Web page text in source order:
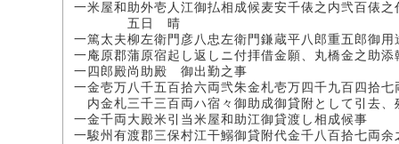
一米屋和助外壱人江御払相成候麦安千俵之内弐百俵
五日 晴
一篤太夫柳左衛門彦八忠左衛門鎌蔵平八郎重五郎御用
一庵原郡蒲原宿起し返しニ付拝借金願、丸橋金之助
一四郎殿尚助殿 御出勤之事
一金壱万八千五百拾六両弐朱金札壱万四千九百四拾七
内金札三千三百両ハ宿々御助成御貸附として引去、
一金千両大殿米引当米屋和助江御貸渡し相成候事
一駿州有渡郡三保村江干鰯御貸附代金千八百拾七両余